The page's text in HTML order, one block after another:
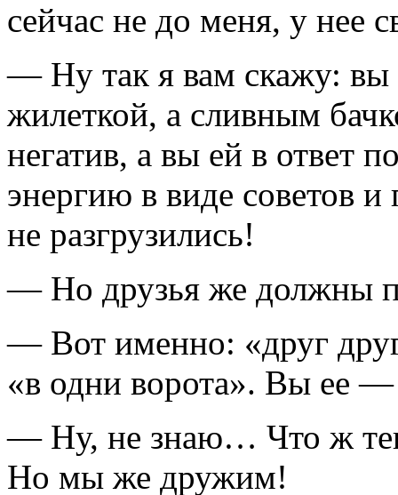
сейчас не до меня, у нее
— Ну так я вам скажу:
жилеткой, а сливным
негатив, а вы ей в ответ
энергию в виде советов
не разгрузились!
— Но друзья же должны
— Вот именно: «друг
«в одни ворота». Вы ее
— Ну, не знаю… Что ж
Но мы же дружим!